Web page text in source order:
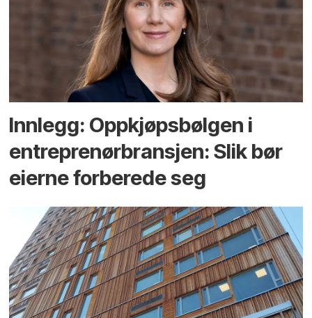
Innlegg: Oppkjøps­bølgen i
entreprenør­bransjen: Slik bør
eierne forberede seg